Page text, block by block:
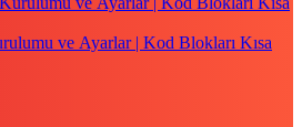
ve Ayarlar | Kod Blokları Kısa